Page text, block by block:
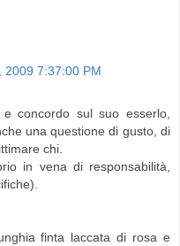
2009 7:37:00 PM
concordo sul suo esserlo,
una questione di gusto, di
chi.
in vena di responsabilità,
finta laccata di rosa e